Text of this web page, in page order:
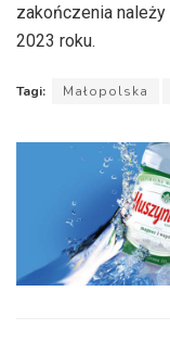
zakończenia
2023 roku.
Tagi: Małopolska